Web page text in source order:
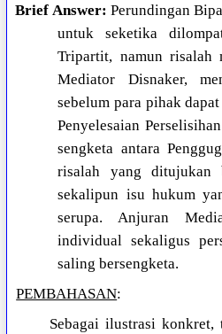
Brief Answer: Perundingan
untuk seketika
Tripartit, namun risalah
Mediator Disnaker,
sebelum para pihak
Penyelesaian
sengketa antara
risalah yang
sekalipun isu hukum
serupa. Anjuran
individual sekaligus
saling bersengketa.
PEMBAHASAN:
Sebagai ilustrasi konkret,